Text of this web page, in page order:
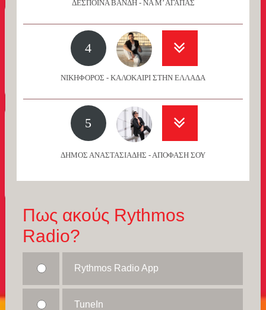
ΔΕΣΠΟΙΝΑ ΒΑΝΔΗ - ΝΑ Μ’ ΑΓΑΠΑΣ
4
ΝΙΚΗΦΟΡΟΣ - ΚΑΛΟΚΑΙΡΙ ΣΤΗΝ ΕΛΛΑΔΑ
5
ΔΗΜΟΣ ΑΝΑΣΤΑΣΙΑΔΗΣ - ΑΠΟΦΑΣΗ ΣΟΥ
Πως ακούς Rythmos
Radio?
Rythmos Radio App
TuneIn